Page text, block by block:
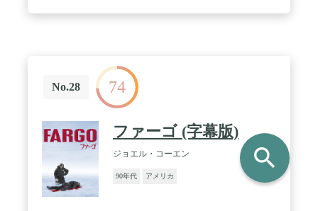
No.28 74
ファーゴ (字幕版)
ジョエル・コーエン
90年代 アメリカ
search